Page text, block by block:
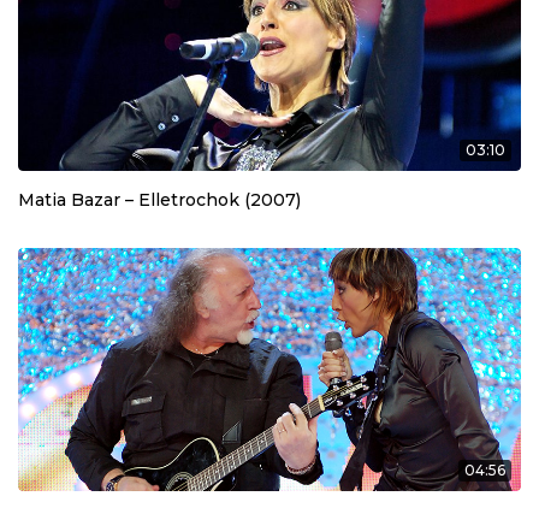
03:10
Matia Bazar – Elletrochok (2007)
04:56